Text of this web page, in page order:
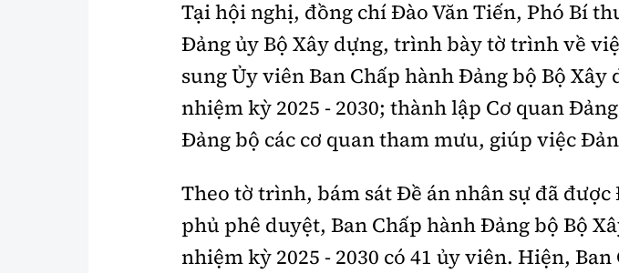
Tại hội nghị, đồng chí Đào Văn Tiến, Phó Bí
Đảng ủy Bộ Xây dựng, trình bày tờ trình về
sung Ủy viên Ban Chấp hành Đảng bộ Bộ Xây
nhiệm kỳ 2025 - 2030; thành lập Cơ quan
Đảng bộ các cơ quan tham mưu, giúp việc
Theo tờ trình, bám sát Đề án nhân sự đã
phủ phê duyệt, Ban Chấp hành Đảng bộ Bộ
nhiệm kỳ 2025 - 2030 có 41 ủy viên. Hiện, Ban